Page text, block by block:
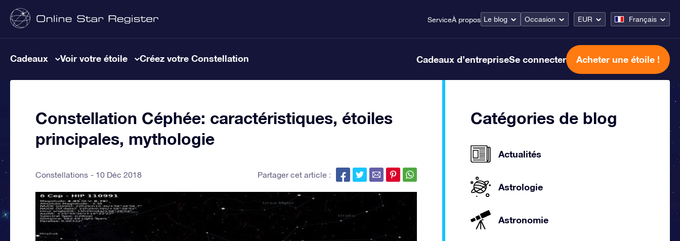
ServiceÀ propos Le blog Occasion EUR Français
Cadeaux Voir votre étoile Créez votre Constellation Cadeaux d’entrepriseSe connecter Acheter une étoile !
Constellation Céphée: caractéristiques, étoiles
principales, mythologie
Constellations 10 Déc 2018 Partager cet article :
Catégories de blog
Actualités
Astrologie
Astronomie